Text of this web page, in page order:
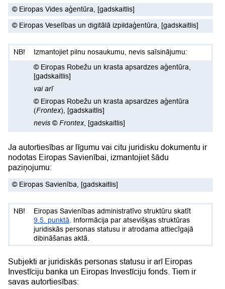
© Eiropas Vides aģentūra [gadskaitlis]
© Eiropas Veselības un digitālā izpildaģentūra [gadskaitlis]
Izmantojiet pilnu nosaukumu, nevis saīsinājumu:
© Eiropas Robežu un krasta apsardzes aģentūra
[gadskaitlis]
vai arī
© Eiropas Robežu un krasta apsardzes aģentūra
(Frontex), [gadskaitlis]
nevis © Frontex, [gadskaitlis]
Ja autortiesības ar līgumu vai citu juridisku dokumentu ir
nodotas Eiropas Savienībai, izmantojiet šādu
paziņojumu:
© Eiropas Savienība, [gadskaitlis]
Eiropas Savienības administratīvo struktūru skatīt
9.5. punktā . Informācija par atsevišķas struktūras
juridiskās personas statusu ir atrodama attiecīgajā
dibināšanas aktā.
Subjekti ar juridiskās personas statusu ir arī Eiropas
Investīciju banka un Eiropas Investīciju fonds. Tiem ir
savas autortiesības: